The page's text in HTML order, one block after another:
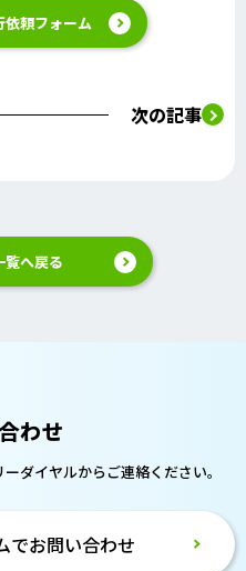
依頼フォーム
次の記事
覧へ戻る
わせ
ーダイヤルからご連絡ください。
でお問い合わせ